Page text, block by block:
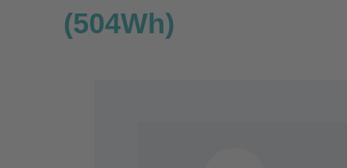
(504Wh)